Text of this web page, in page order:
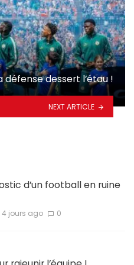
défense dessert l’étau !
NEXT ARTICLE
d’un football en ruine
4 jours ago 0